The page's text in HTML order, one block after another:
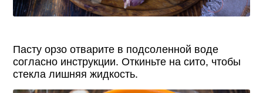
Пасту орзо отварите в подсоленной воде
согласно инструкции. Откиньте на сито, чтобы
стекла лишняя жидкость.